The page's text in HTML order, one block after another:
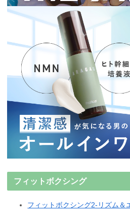
フィットボクシング
フィットボクシング2-リズム＆